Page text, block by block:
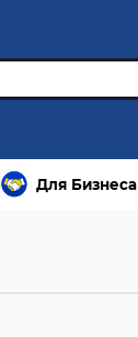
Для Бизнеса